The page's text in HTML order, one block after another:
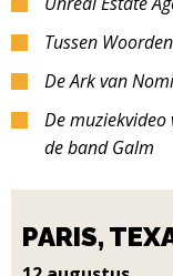
Tussen
De Ark van
De
de band Galm
PARIS,